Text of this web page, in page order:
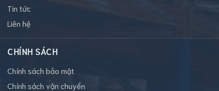
Tin tức
Liên hệ
CHÍNH SÁCH
Chính sách bảo mật
Chính sách vận chuyển